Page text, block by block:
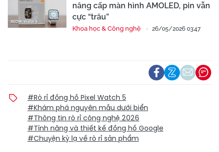
nâng cấp màn hình AMOLED, pin vẫn
cực “trâu”
Khoa học & Công nghệ 26/05/2026 03:47
#Rò rỉ đồng hồ Pixel Watch 5
#Khám phá nguyên mẫu dưới biển
#Thông tin rò rỉ công nghệ 2026
#Tính năng và thiết kế đồng hồ Google
#Chuyện kỳ lạ về rò rỉ sản phẩm